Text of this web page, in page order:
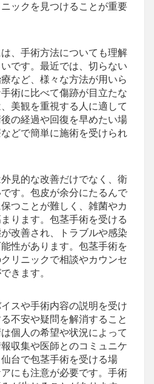
ックを見つけることが重要
、手術方法についても理解
です。最近では、切らない
など、様々な方法が用いら
術に比べて傷跡が目立たな
美観を重視する人に適して
の経過や回復を早めたい場
どで簡単に施術を受けられ
見的な改善だけでなく、衛
す。包皮が余分にたるんで
つことが難しく、雑菌やカ
ります。包茎手術を受ける
改善され、トラブルや感染
性があります。包茎手術を
リニックで相談やカウンセ
きます。
スや手術内容の説明を受け
不安や疑問を解消すること
個人の希望や状況によって
収集や医師とのコミュニケ
台で包茎手術を受ける場
にも注意が必要です。手術